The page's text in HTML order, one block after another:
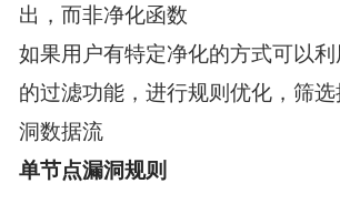
出，而非净化函数
如果用户有特定净化的方式可以
的过滤功能，进行规则优化，筛
洞数据流
单节点漏洞规则